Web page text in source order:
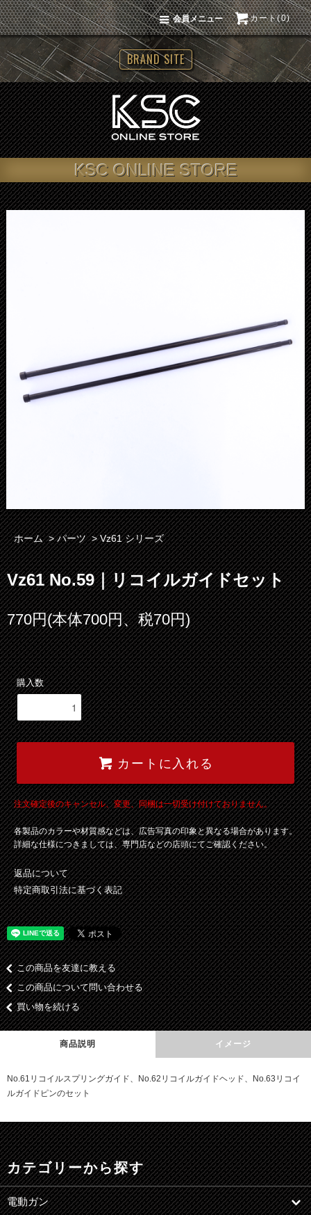
カート(0)
会員メニュー
BRAND SITE
KSC ONLINE STORE
ホーム >パーツ >Vz61 シリーズ
Vz61 No.59｜リコイルガイドセット
770円(本体700円、税70円)
購入数
カートに入れる
注文確定後のキャンセル、変更、同梱は一切受け付けておりません。
各製品のカラーや材質感などは、広告写真の印象と異なる場合があります。
詳細な仕様につきましては、専門店などの店頭にてご確認ください。
返品について
特定商取引法に基づく表記
この商品を友達に教える
この商品について問い合わせる
買い物を続ける
商品説明 イメージ
No.61リコイルスプリングガイド、No.62リコイルガイドヘッド、No.63リコイ
ルガイドピンのセット
カテゴリーから探す
電動ガン